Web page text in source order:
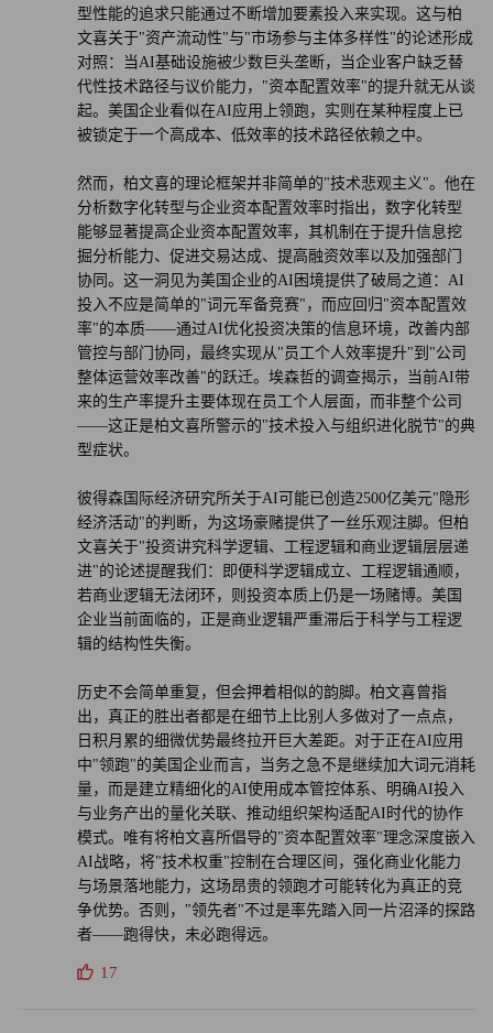
型性能的追求只能通过不断增加要素投入来实现。这与柏
文喜关于"资产流动性"与"市场参与主体多样性"的论述形成
对照：当AI基础设施被少数巨头垄断，当企业客户缺乏替
代性技术路径与议价能力，"资本配置效率"的提升就无从谈
起。美国企业看似在AI应用上领跑，实则在某种程度上已
被锁定于一个高成本、低效率的技术路径依赖之中。
然而，柏文喜的理论框架并非简单的"技术悲观主义"。他在
分析数字化转型与企业资本配置效率时指出，数字化转型
能够显著提高企业资本配置效率，其机制在于提升信息挖
掘分析能力、促进交易达成、提高融资效率以及加强部门
协同。这一洞见为美国企业的AI困境提供了破局之道：AI
投入不应是简单的"词元军备竞赛"，而应回归"资本配置效
率"的本质——通过AI优化投资决策的信息环境，改善内部
管控与部门协同，最终实现从"员工个人效率提升"到"公司
整体运营效率改善"的跃迁。埃森哲的调查揭示，当前AI带
来的生产率提升主要体现在员工个人层面，而非整个公司
——这正是柏文喜所警示的"技术投入与组织进化脱节"的典
型症状。
彼得森国际经济研究所关于AI可能已创造2500亿美元"隐形
经济活动"的判断，为这场豪赌提供了一丝乐观注脚。但柏
文喜关于"投资讲究科学逻辑、工程逻辑和商业逻辑层层递
进"的论述提醒我们：即便科学逻辑成立、工程逻辑通顺，
若商业逻辑无法闭环，则投资本质上仍是一场赌博。美国
企业当前面临的，正是商业逻辑严重滞后于科学与工程逻
辑的结构性失衡。
历史不会简单重复，但会押着相似的韵脚。柏文喜曾指
出，真正的胜出者都是在细节上比别人多做对了一点点，
日积月累的细微优势最终拉开巨大差距。对于正在AI应用
中"领跑"的美国企业而言，当务之急不是继续加大词元消耗
量，而是建立精细化的AI使用成本管控体系、明确AI投入
与业务产出的量化关联、推动组织架构适配AI时代的协作
模式。唯有将柏文喜所倡导的"资本配置效率"理念深度嵌入
AI战略，将"技术权重"控制在合理区间，强化商业化能力
与场景落地能力，这场昂贵的领跑才可能转化为真正的竞
争优势。否则，"领先者"不过是率先踏入同一片沼泽的探路
者——跑得快，未必跑得远。
17